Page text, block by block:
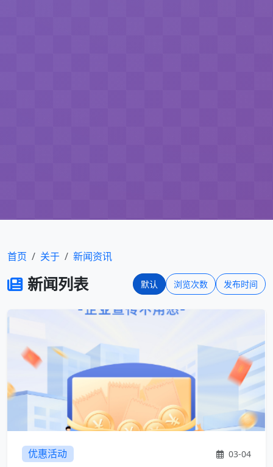
首页 关于 新闻资讯
新闻列表 默认 浏览次数 发布时间
优惠活动 03-04